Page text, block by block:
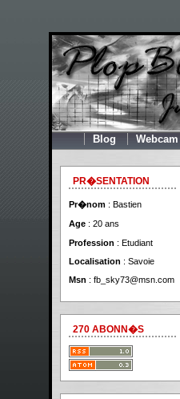
Blog Webcam
PR�SENTATION
Pr�nom : Bastien
Age : 20 ans
Profession : Etudiant
Localisation : Savoie
Msn : fb_sky73@msn.com
270 ABONN�S